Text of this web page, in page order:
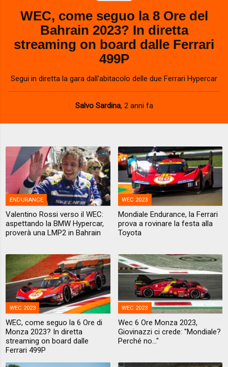
WEC, come seguo la 8 Ore del
Bahrain 2023? In diretta
streaming on board dalle Ferrari
499P
Segui in diretta la gara dall'abitacolo delle due Ferrari Hypercar
Salvo Sardina, 2 anni fa
ENDURANCE
Valentino Rossi verso il WEC:
aspettando la BMW Hypercar,
proverà una LMP2 in Bahrain
WEC 2023
Mondiale Endurance, la Ferrari
prova a rovinare la festa alla
Toyota
WEC 2023
WEC, come seguo la 6 Ore di
Monza 2023? In diretta
streaming on board dalle
Ferrari 499P
WEC 2023
Wec 6 Ore Monza 2023,
Giovinazzi ci crede: "Mondiale?
Perché no..."